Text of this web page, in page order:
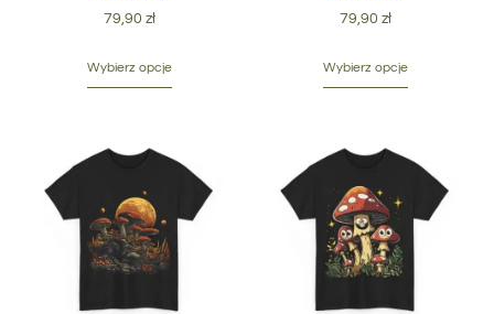
4.80
79,90 zł
Wybierz opcje
5.00
79,90 zł
Wybierz opcje